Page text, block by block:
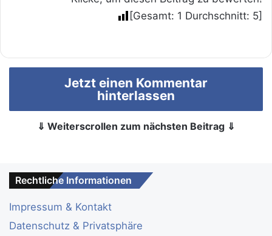
[Gesamt: 1 Durchschnitt: 5]
Jetzt einen Kommentar
hinterlassen
⇓ Weiterscrollen zum nächsten Beitrag ⇓
Rechtliche Informationen
Impressum & Kontakt
Datenschutz & Privatsphäre